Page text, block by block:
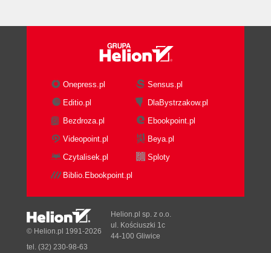
Onepress.pl
Sensus.pl
Editio.pl
DlaBystrzakow.pl
Bezdroza.pl
Ebookpoint.pl
Videopoint.pl
Beya.pl
Czytalisek.pl
Sploty
Biblio.Ebookpoint.pl
© Helion.pl 1991-2026
Helion.pl sp. z o.o.
ul. Kościuszki 1c
44-100 Gliwice
tel. (32) 230-98-63